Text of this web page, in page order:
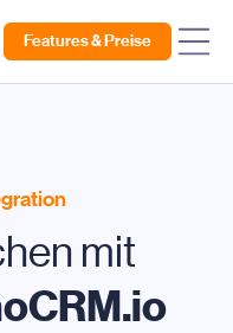
Features & Preise
mit